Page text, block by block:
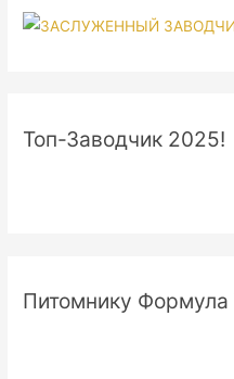
Топ-Заводчик 2025!
Питомнику Формула